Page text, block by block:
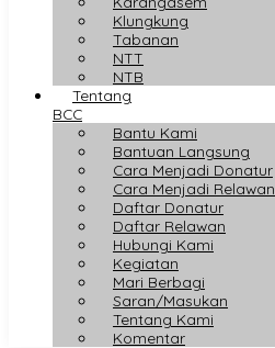
Klungkung
Tabanan
NTT
NTB
Tentang
BCC
Bantu Kami
Bantuan Langsung
Cara Menjadi Donatur
Cara Menjadi Relawan
Daftar Donatur
Daftar Relawan
Hubungi Kami
Kegiatan
Mari Berbagi
Saran/Masukan
Tentang Kami
Komentar